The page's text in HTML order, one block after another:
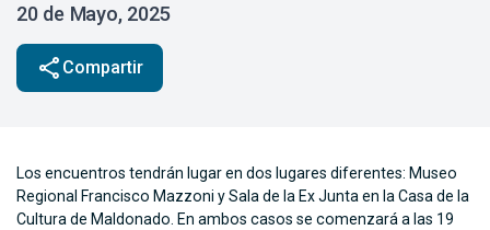
20 de Mayo, 2025
share Compartir
Los encuentros tendrán lugar en dos lugares diferentes: Museo
Regional Francisco Mazzoni y Sala de la Ex Junta en la Casa de la
Cultura de Maldonado. En ambos casos se comenzará a las 19